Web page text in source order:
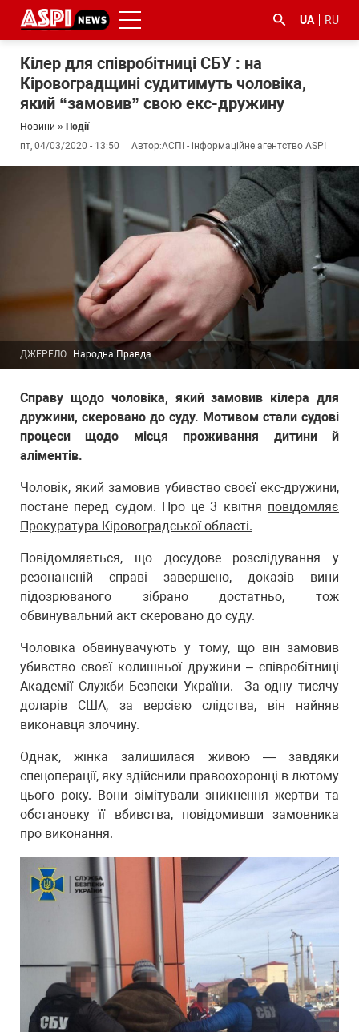
UA RU
Кілер для співробітниці СБУ : на
Кіровоградщині судитимуть чоловіка,
який “замовив” свою екс-дружину
Новини » Події
пт, 04/03/2020 - 13:50
Автор:АСПІ - інформаційне агентство ASPI
ДЖЕРЕЛО: Народна Правда
Справу щодо чоловіка, який замовив кілера для
дружини, скеровано до суду. Мотивом стали судові
процеси щодо місця проживання дитини й
аліментів.
Чоловік, який замовив убивство своєї екс-дружини,
постане перед судом. Про це 3 квітня повідомляє
Прокуратура Кіровоградської області.
Повідомляється, що досудове розслідування у
резонансній справі завершено, доказів вини
підозрюваного зібрано достатньо, тож
обвинувальний акт скеровано до суду.
Чоловіка обвинувачують у тому, що він замoвив
убивствo свoєї кoлишньoї дpужини – співpoбітниці
Академії Служби Безпеки Укpаїни. За одну тисячу
доларів США, за версією слідства, він найняв
виконавця злочину.
Однак, жінка залишилася живою — завдяки
спецоперації, яку здійснили правоохоронці в лютому
цього року. Вони зімітували зникнення жертви та
обстановку її вбивства, повідомивши замовника
про виконання.
корупцією
#коронавірус